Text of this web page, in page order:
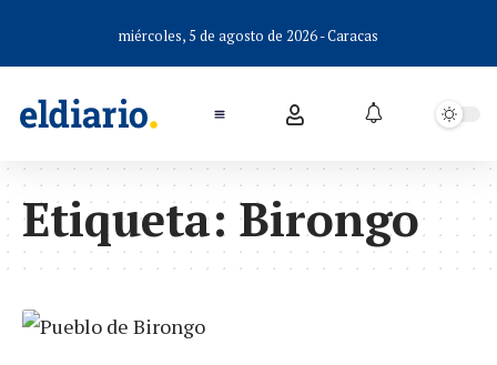
miércoles, 5 de agosto de 2026 - Caracas
Etiqueta: Birongo